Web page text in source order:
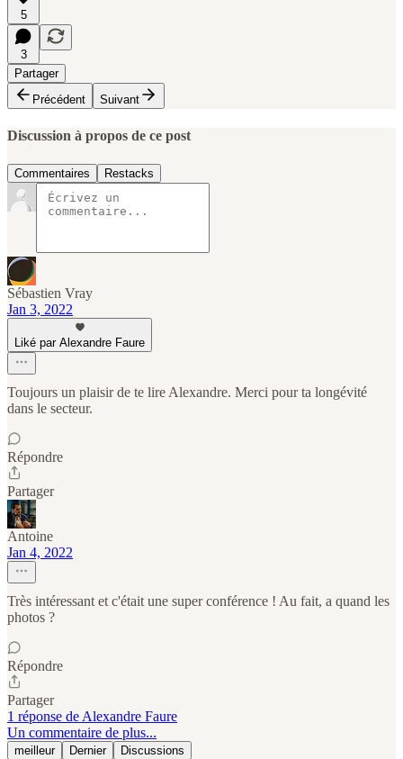
5
3
Partager
Précédent
Suivant
Discussion à propos de ce post
Commentaires Restacks
Sébastien Vray
Jan 3, 2022
Liké par Alexandre Faure
Toujours un plaisir de te lire Alexandre. Merci pour ta longévité
dans le secteur.
Répondre
Partager
Antoine
Jan 4, 2022
Très intéressant et c'était une super conférence ! Au fait, a quand les
photos ?
Répondre
Partager
1 réponse de Alexandre Faure
Un commentaire de plus...
meilleur Dernier Discussions